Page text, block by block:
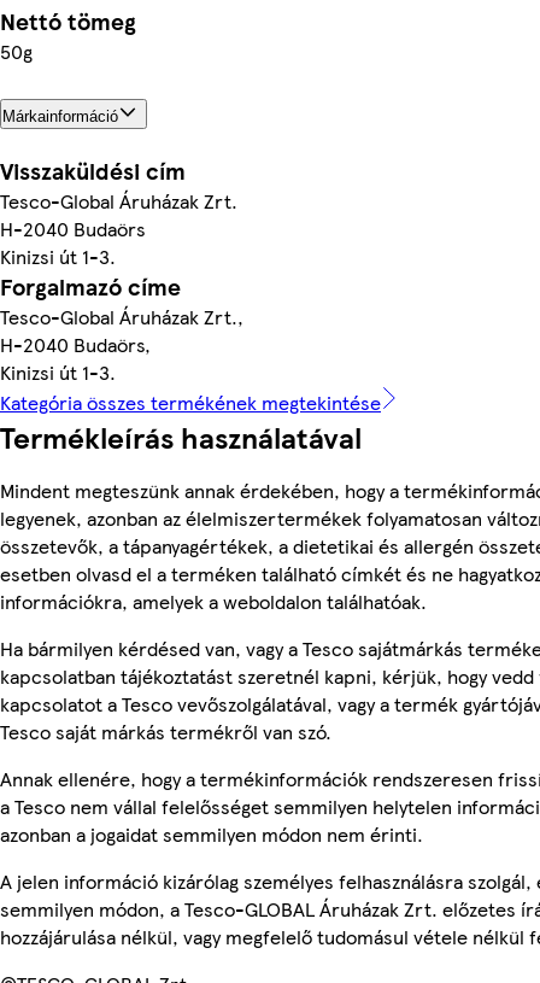
Nettó tömeg
50g
Márkainformáció
Visszaküldési cím
Tesco-Global Áruházak Zrt.
H-2040 Budaörs
Kinizsi út 1-3.
Forgalmazó címe
Tesco-Global Áruházak Zrt.,
H-2040 Budaörs,
Kinizsi út 1-3.
Kategória összes termékének megtekintése
Termékleírás használatával
Mindent megteszünk annak érdekében, hogy a
legyenek, azonban az élelmiszertermékek folyamatosan
összetevők, a tápanyagértékek, a dietetikai és allergén
esetben olvasd el a terméken található címkét és ne
információkra, amelyek a weboldalon találhatóak.
Ha bármilyen kérdésed van, vagy a Tesco sajátmárkás
kapcsolatban tájékoztatást szeretnél kapni, kérjük, hogy vedd
kapcsolatot a Tesco vevőszolgálatával, vagy a termék
Tesco saját márkás termékről van szó.
Annak ellenére, hogy a termékinformációk rendszeresen
a Tesco nem vállal felelősséget semmilyen helytelen
azonban a jogaidat semmilyen módon nem érinti.
A jelen információ kizárólag személyes felhasználásra
semmilyen módon, a Tesco-GLOBAL Áruházak Zrt. előzetes
hozzájárulása nélkül, vagy megfelelő tudomásul vétele nélkül